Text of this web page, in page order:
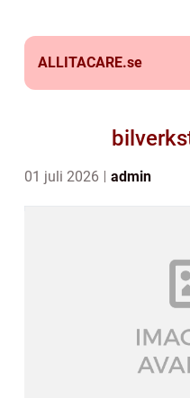
ALLITACARE.se
01 juli 2026 admin